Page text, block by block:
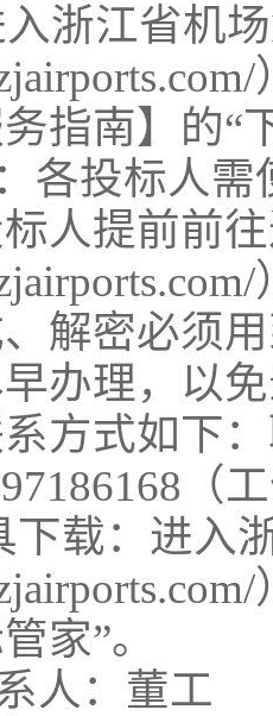
浙江省机
指南】的“
各投标人需
人提前前往
、 解密必须
办理，以
方式如下
（
下载：进入
家”。
人： 董工